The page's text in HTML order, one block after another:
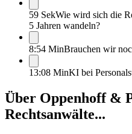
59 SekWie wird sich die
5 Jahren wandeln?
8:54 MinBrauchen wir
13:08 MinKI bei
Über Oppenhoff &
Rechtsanwälte...